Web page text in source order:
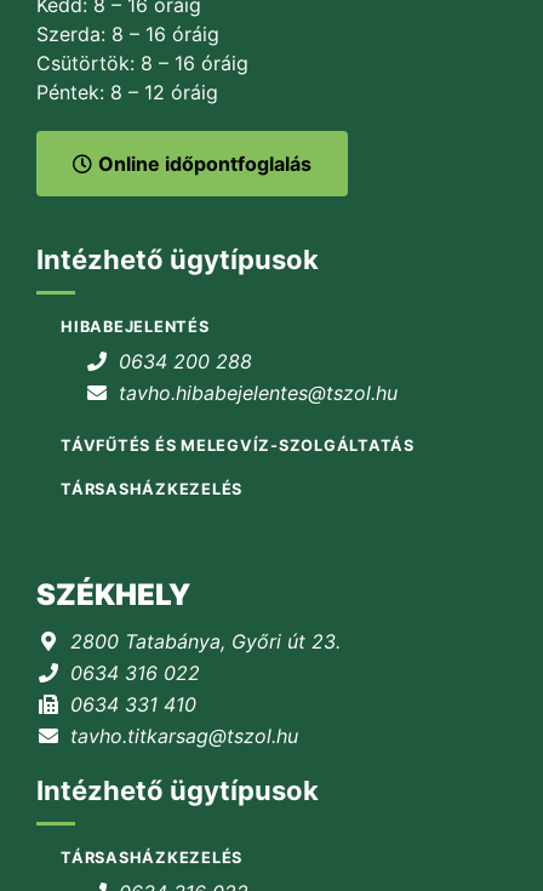
Szerda: 8 – 16 óráig
Csütörtök: 8 – 16 óráig
Péntek: 8 – 12 óráig
Online időpontfoglalás
Intézhető ügytípusok
HIBABEJELENTÉS
0634 200 288
tavho.hibabejelentes@tszol.hu
TÁVFŰTÉS ÉS MELEGVÍZ-SZOLGÁLTATÁS
TÁRSASHÁZKEZELÉS
SZÉKHELY
2800 Tatabánya, Győri út 23.
0634 316 022
0634 331 410
tavho.titkarsag@tszol.hu
Intézhető ügytípusok
TÁRSASHÁZKEZELÉS